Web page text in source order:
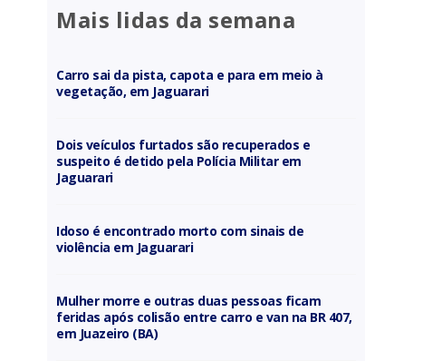
Mais lidas da semana
Carro sai da pista, capota e para em meio à
vegetação, em Jaguarari
Dois veículos furtados são recuperados e
suspeito é detido pela Polícia Militar em
Jaguarari
Idoso é encontrado morto com sinais de
violência em Jaguarari
Mulher morre e outras duas pessoas ficam
feridas após colisão entre carro e van na BR 407,
em Juazeiro (BA)